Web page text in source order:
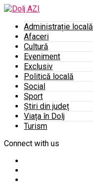
Administrație locală
Afaceri
Cultură
Eveniment
Exclusiv
Politică locală
Social
Sport
Știri din județ
Viața în Dolj
Turism
Connect with us